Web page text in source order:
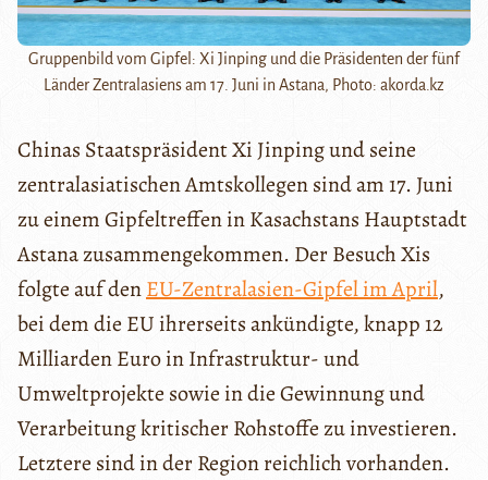
Gruppenbild vom Gipfel: Xi Jinping und die Präsidenten der fünf
Länder Zentralasiens am 17. Juni in Astana, Photo: akorda.kz
Chinas Staatspräsident Xi Jinping und seine
zentralasiatischen Amtskollegen sind am 17. Juni
zu einem Gipfeltreffen in Kasachstans Hauptstadt
Astana zusammengekommen. Der Besuch Xis
folgte auf denEU-Zentralasien-Gipfel im April,
bei dem die EU ihrerseits ankündigte, knapp 12
Milliarden Euro in Infrastruktur- und
Umweltprojekte sowie in die Gewinnung und
Verarbeitung kritischer Rohstoffe zu investieren.
Letztere sind in der Region reichlich vorhanden.